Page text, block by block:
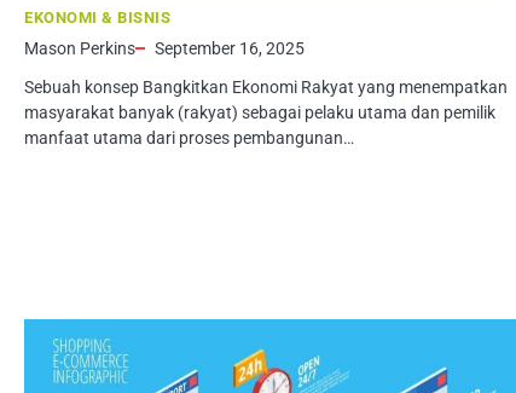
EKONOMI & BISNIS
Mason Perkins
September 16, 2025
Sebuah konsep Bangkitkan Ekonomi Rakyat yang menempatkan
masyarakat banyak (rakyat) sebagai pelaku utama dan pemilik
manfaat utama dari proses pembangunan…